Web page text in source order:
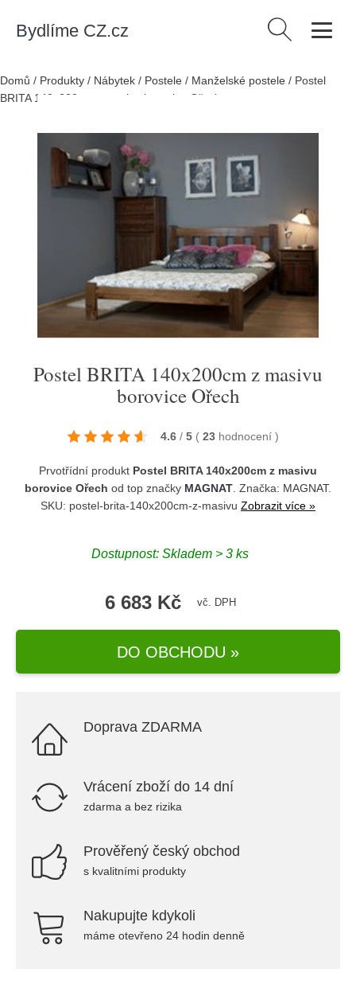
Bydlíme CZ.cz Vyhledávání
Domů / Produkty / Nábytek / Postele / Manželské postele / Postel
BRITA 140x200cm z masivu borovice Ořech
Postel BRITA 140x200cm z masivu
borovice Ořech
4.6 / 5 ( 23 hodnocení )
Prvotřídní produkt Postel BRITA 140x200cm z masivu
borovice Ořech od top značky MAGNAT . Značka: MAGNAT.
SKU: postel-brita-140x200cm-z-masivu Zobrazit více »
Dostupnost: Skladem > 3 ks
6 683 Kč vč. DPH
DO OBCHODU »
Doprava ZDARMA
Vrácení zboží do 14 dní
zdarma a bez rizika
Prověřený český obchod
s kvalitními produkty
Nakupujte kdykoli
máme otevřeno 24 hodin denně